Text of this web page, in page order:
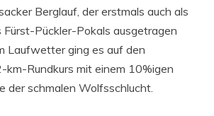
Berglauf, der erstmals auch als
Pückler-Pokals ausgetragen
Laufwetter ging es auf den
km-Rundkurs mit einem 10%igen
der schmalen Wolfsschlucht.